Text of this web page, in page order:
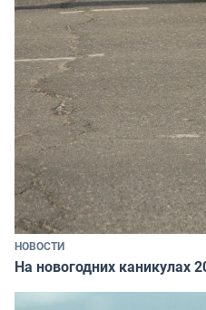
НОВОСТИ
На новогодних каникулах